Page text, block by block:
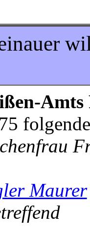
Maurer